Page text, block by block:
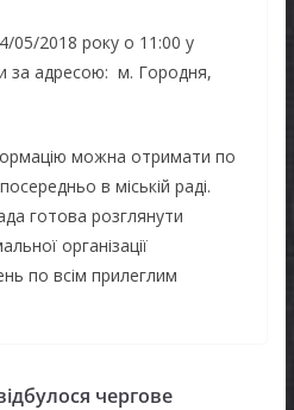
05/2018 року о 11:00 у
за адресою: м. Городня,
можна отримати по
в міській раді.
готова розглянути
організації
по всім прилеглим
чергове